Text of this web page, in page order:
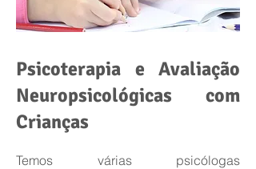
Psicoterapia e Avaliação
Neuropsicológicas com
Crianças
Temos várias psicólogas